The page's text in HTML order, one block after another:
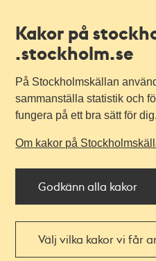
Kakor på
.stockholm.se
På Stockholmskällan
sammanställa statistik och
fungera på ett bra sätt för dig.
Om kakor på
Godkänn alla kakor
Välj vilka kakor vi får